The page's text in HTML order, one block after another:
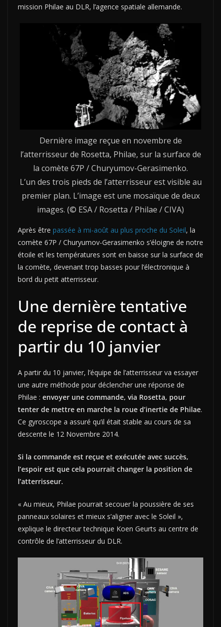
mission Philae au DLR, l’agence spatiale allemande.
Dernière image reçue en novembre de
l’atterrisseur de Rosetta, Philae, sur la surface de
la comète 67P / Churyumov-Gerasimenko.
L’un des trois pieds de l’atterrisseur est visible au
premier plan. L’image est une mosaïque de deux
images. (© ESA / Rosetta / Philae / CIVA)
Après être passée à mi-août au plus proche du Soleil, la
comète 67P / Churyumov-Gerasimenko s’éloigne de notre
étoile et les températures sont en baisse sur la surface de
la comète, devenant trop basses pour l’électronique à
bord du petit atterrisseur.
Une dernière tentative
de reprise de contact à
partir du 10 janvier
A partir du 10 janvier, l’équipe de l’atterrisseur va essayer
une autre méthode pour déclencher une réponse de
Philae : envoyer une commande, via Rosetta, pour
tenter de mettre en marche la roue d’inertie de Philae.
Ce gyroscope a assuré qu’il était stable au cours de sa
descente le 12 Novembre 2014.
Si la commande est reçue et exécutée avec succès,
l’espoir est que cela pourrait changer la position de
l’atterrisseur.
« Au mieux, Philae pourrait secouer la poussière de ses
panneaux solaires et mieux s’aligner avec le Soleil »,
explique le directeur technique Koen Geurts au centre de
contrôle de l’atterrisseur du DLR.